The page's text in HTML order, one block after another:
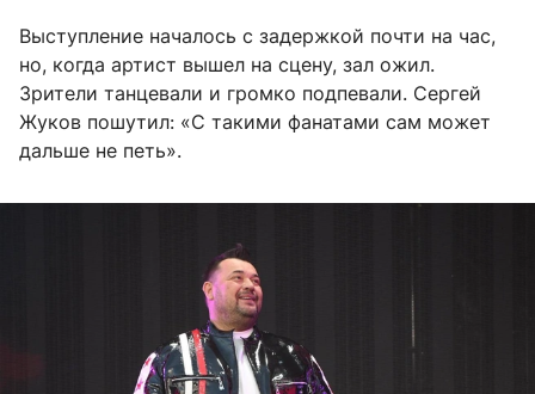
Выступление началось с задержкой почти на час,
но, когда артист вышел на сцену, зал ожил.
Зрители танцевали и громко подпевали. Сергей
Жуков пошутил: «С такими фанатами сам может
дальше не петь».